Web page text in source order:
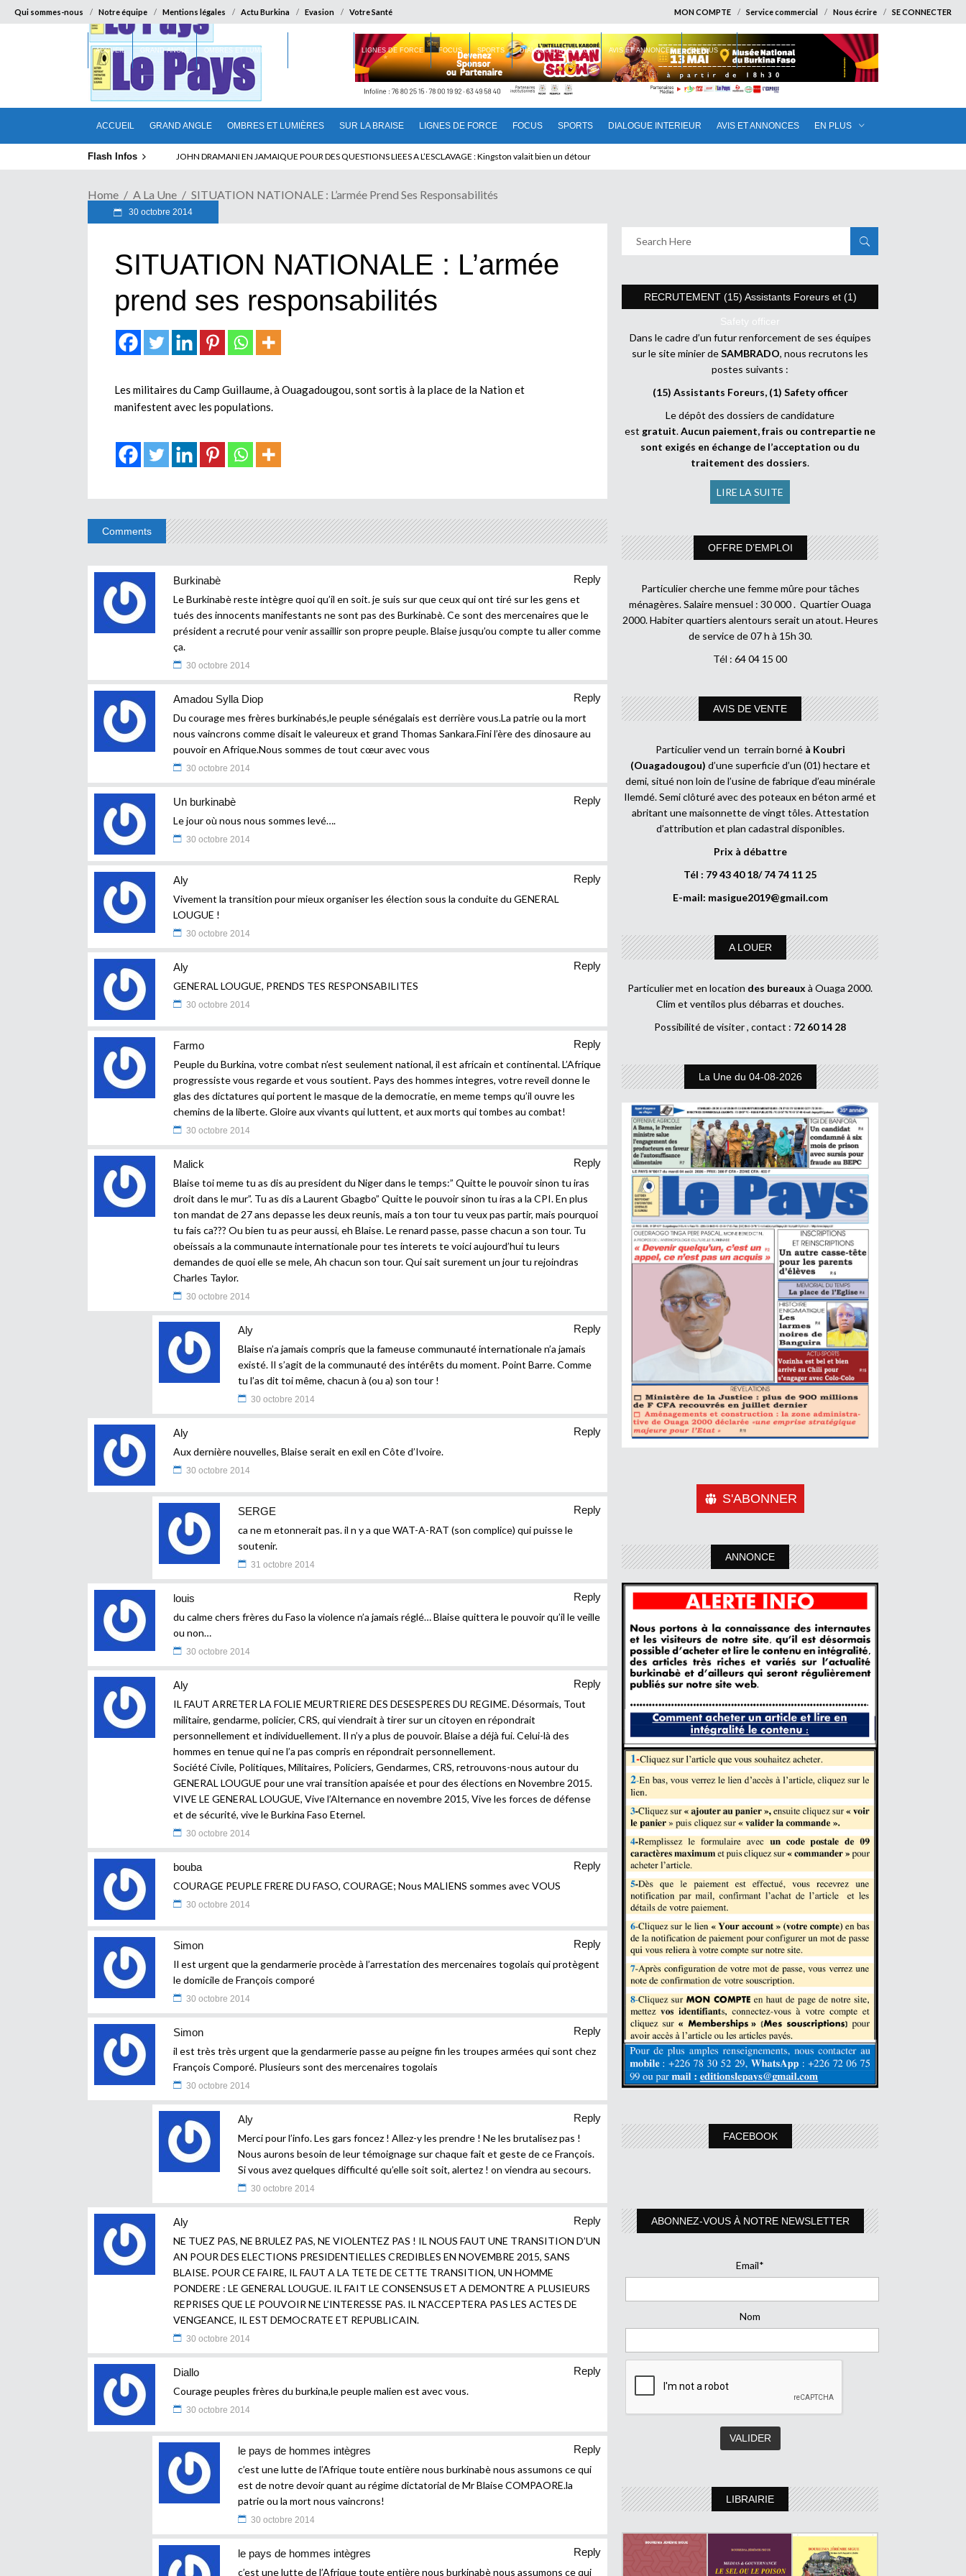
Qui sommes-nous Notre équipe Mentions légales Actu Burkina Evasion Votre Santé MON COMPTE Service commercial Nous écrire SE CONNECTER
ACCUEIL GRAND ANGLE OMBRES ET LUMIÈRES SUR LA BRAISE LIGNES DE FORCE FOCUS SPORTS DIALOGUE INTERIEUR AVIS ET ANNONCES EN PLUS
ACCUEIL GRAND ANGLE OMBRES ET LUMIÈRES LIGNES DE FORCE FOCUS SPORTS DIALOGUE INTERIEUR AVIS ET ANNONCES EN PLUS
Flash Infos JOHN DRAMANI EN JAMAIQUE POUR DES QUESTIONS LIEES A L’ESCLAVAGE : Kingston valait bien un détour
Home A La Une SITUATION NATIONALE : L’armée Prend Ses Responsabilités
30 octobre 2014
SITUATION NATIONALE : L’armée
prend ses responsabilités
Les militaires du Camp Guillaume, à Ouagadougou, sont sortis à la place de la Nation et
manifestent avec les populations.
Comments
Burkinabè
Reply
Le Burkinabè reste intègre quoi qu’il en soit. je suis sur que ceux qui ont tiré sur les gens et
tués des innocents manifestants ne sont pas des Burkinabè. Ce sont des mercenaires que le
président a recruté pour venir assaillir son propre peuple. Blaise jusqu’ou compte tu aller comme
ça.
30 octobre 2014
Amadou Sylla Diop
Reply
Du courage mes frères burkinabés,le peuple sénégalais est derrière vous.La patrie ou la mort
nous vaincrons comme disait le valeureux et grand Thomas Sankara.Fini l’ère des dinosaure au
pouvoir en Afrique.Nous sommes de tout cœur avec vous
30 octobre 2014
Un burkinabè
Reply
Le jour où nous nous sommes levé….
30 octobre 2014
Aly
Reply
Vivement la transition pour mieux organiser les élection sous la conduite du GENERAL
LOUGUE !
30 octobre 2014
Aly
Reply
GENERAL LOUGUE, PRENDS TES RESPONSABILITES
30 octobre 2014
Farmo
Reply
Peuple du Burkina, votre combat n’est seulement national, il est africain et continental. L’Afrique
progressiste vous regarde et vous soutient. Pays des hommes integres, votre reveil donne le
glas des dictatures qui portent le masque de la democratie, en meme temps qu’il ouvre les
chemins de la liberte. Gloire aux vivants qui luttent, et aux morts qui tombes au combat!
30 octobre 2014
Malick
Reply
Blaise toi meme tu as dis au president du Niger dans le temps:” Quitte le pouvoir sinon tu iras
droit dans le mur”. Tu as dis a Laurent Gbagbo” Quitte le pouvoir sinon tu iras a la CPI. En plus
ton mandat de 27 ans depasse les deux reunis, mais a ton tour tu veux pas partir, mais pourquoi
tu fais ca??? Ou bien tu as peur aussi, eh Blaise. Le renard passe, passe chacun a son tour. Tu
obeissais a la communaute internationale pour tes interets te voici aujourd’hui tu leurs
demandes de quoi elle se mele, Ah chacun son tour. Qui sait surement un jour tu rejoindras
Charles Taylor.
30 octobre 2014
Aly
Reply
Blaise n’a jamais compris que la fameuse communauté internationale n’a jamais
existé. Il s’agit de la communauté des intérêts du moment. Point Barre. Comme
tu l’as dit toi même, chacun à (ou a) son tour !
30 octobre 2014
Aly
Reply
Aux dernière nouvelles, Blaise serait en exil en Côte d’Ivoire.
30 octobre 2014
SERGE
Reply
ca ne m etonnerait pas. il n y a que WAT-A-RAT (son complice) qui puisse le
soutenir.
31 octobre 2014
louis
Reply
du calme chers frères du Faso la violence n’a jamais réglé… Blaise quittera le pouvoir qu’il le veille
ou non…
30 octobre 2014
Aly
Reply
IL FAUT ARRETER LA FOLIE MEURTRIERE DES DESESPERES DU REGIME. Désormais, Tout
militaire, gendarme, policier, CRS, qui viendrait à tirer sur un citoyen en répondrait
personnellement et individuellement. Il n’y a plus de pouvoir. Blaise a déjà fui. Celui-là des
hommes en tenue qui ne l’a pas compris en répondrait personnellement.
Société Civile, Politiques, Militaires, Policiers, Gendarmes, CRS, retrouvons-nous autour du
GENERAL LOUGUE pour une vrai transition apaisée et pour des élections en Novembre 2015.
VIVE LE GENERAL LOUGUE, Vive l’Alternance en novembre 2015, Vive les forces de défense
et de sécurité, vive le Burkina Faso Eternel.
30 octobre 2014
bouba
Reply
COURAGE PEUPLE FRERE DU FASO, COURAGE; Nous MALIENS sommes avec VOUS
30 octobre 2014
Simon
Reply
Il est urgent que la gendarmerie procède à l’arrestation des mercenaires togolais qui protègent
le domicile de François comporé
30 octobre 2014
Simon
Reply
il est très très urgent que la gendarmerie passe au peigne fin les troupes armées qui sont chez
François Comporé. Plusieurs sont des mercenaires togolais
30 octobre 2014
Aly
Reply
Merci pour l’info. Les gars foncez ! Allez-y les prendre ! Ne les brutalisez pas !
Nous aurons besoin de leur témoignage sur chaque fait et geste de ce François.
Si vous avez quelques difficulté qu’elle soit soit, alertez ! on viendra au secours.
30 octobre 2014
Aly
Reply
NE TUEZ PAS, NE BRULEZ PAS, NE VIOLENTEZ PAS ! IL NOUS FAUT UNE TRANSITION D’UN
AN POUR DES ELECTIONS PRESIDENTIELLES CREDIBLES EN NOVEMBRE 2015, SANS
BLAISE. POUR CE FAIRE, IL FAUT A LA TETE DE CETTE TRANSITION, UN HOMME
PONDERE : LE GENERAL LOUGUE. IL FAIT LE CONSENSUS ET A DEMONTRE A PLUSIEURS
REPRISES QUE LE POUVOIR NE L’INTERESSE PAS. IL N’ACCEPTERA PAS LES ACTES DE
VENGEANCE, IL EST DEMOCRATE ET REPUBLICAIN.
30 octobre 2014
Diallo
Reply
Courage peuples frères du burkina,le peuple malien est avec vous.
30 octobre 2014
le pays de hommes intègres
Reply
c’est une lutte de l’Afrique toute entière nous burkinabè nous assumons ce qui
est de notre devoir quant au régime dictatorial de Mr Blaise COMPAORE.la
patrie ou la mort nous vaincrons!
30 octobre 2014
le pays de hommes intègres
Reply
c’est une lutte de l’Afrique toute entière nous burkinabè nous assumons ce qui
RECRUTEMENT (15) Assistants Foreurs et (1)
Safety officer
Dans le cadre d’un futur renforcement de ses équipes
sur le site minier deSAMBRADO, nous recrutons les
postes suivants :
(15) Assistants Foreurs, (1) Safety officer
Le dépôt des dossiers de candidature
est gratuit.Aucun paiement, frais ou contrepartie ne
sont exigés en échange de l’acceptation ou du
traitement des dossiers.
LIRE LA SUITE
OFFRE D’EMPLOI
Particulier cherche une femme mûre pour tâches
ménagères. Salaire mensuel : 30 000 . Quartier Ouaga
2000. Habiter quartiers alentours serait un atout. Heures
de service de 07 h à 15h 30.
Tél : 64 04 15 00
AVIS DE VENTE
Particulier vend un terrain borné à Koubri
(Ouagadougou) d’une superficie d’un (01) hectare et
demi, situé non loin de l’usine de fabrique d’eau minérale
Ilemdé. Semi clôturé avec des poteaux en béton armé et
abritant une maisonnette de vingt tôles. Attestation
d’attribution et plan cadastral disponibles.
Prix à débattre
Tél : 79 43 40 18/ 74 74 11 25
E-mail: masigue2019@gmail.com
A LOUER
Particulier met en location des bureaux à Ouaga 2000.
Clim et ventilos plus débarras et douches.
Possibilité de visiter , contact : 72 60 14 28
La Une du 04-08-2026
S'ABONNER
ANNONCE
FACEBOOK
ABONNEZ-VOUS À NOTRE NEWSLETTER
Email*
Nom
LIBRAIRIE